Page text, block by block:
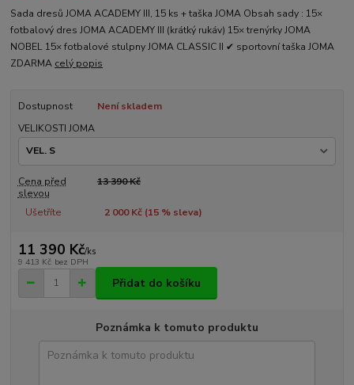
Sada dresů JOMA ACADEMY III, 15 ks + taška JOMA Obsah sady : 15×
fotbalový dres JOMA ACADEMY III (krátký rukáv) 15× trenýrky JOMA
NOBEL 15× fotbalové stulpny JOMA CLASSIC II ✔ sportovní taška JOMA
ZDARMA celý popis
Dostupnost
Není skladem
VELIKOSTI JOMA
Cena před
slevou
13 390 Kč
Ušetříte 2 000 Kč (15% sleva)
11 390 Kč/ks
9 413 Kč bez DPH
Přidat do košíku
Poznámka k tomuto produktu